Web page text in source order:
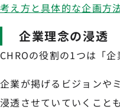
考え方と具体的な企画方
企業理念の浸透
CHROの役割の1つは「企
企業が掲げるビジョンや
浸透させていていくこと